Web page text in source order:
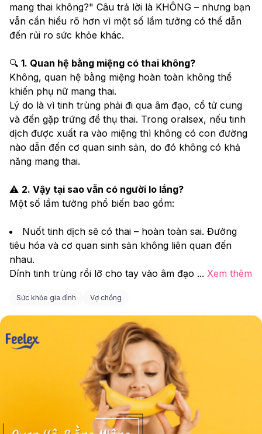
mang thai không?" Câu trả lời là KHÔNG – nhưng bạn
vẫn cần hiểu rõ hơn vì một số lầm tưởng có thể dẫn
đến rủi ro sức khỏe khác.
🔍 1. Quan hệ bằng miệng có thai không?
Không, quan hệ bằng miệng hoàn toàn không thể
khiến phụ nữ mang thai.
Lý do là vì tinh trùng phải đi qua âm đạo, cổ tử cung
và đến gặp trứng để thụ thai. Trong oralsex, nếu tinh
dịch được xuất ra vào miệng thì không có con đường
nào dẫn đến cơ quan sinh sản, do đó không có khả
năng mang thai.
⚠️ 2. Vậy tại sao vẫn có người lo lắng?
Một số lầm tưởng phổ biến bao gồm:
Nuốt tinh dịch sẽ có thai – hoàn toàn sai. Đường
tiêu hóa và cơ quan sinh sản không liên quan đến
nhau.
Dính tinh trùng rồi lỡ cho tay vào âm đạo ... Xem thêm
Sức khỏe gia đình Vợ chồng